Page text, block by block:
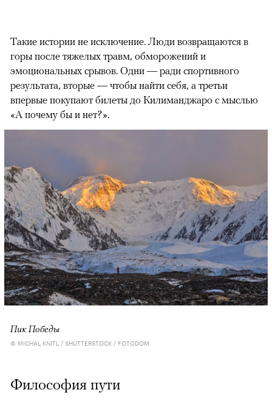
Такие истории не исключение. Люди возвращаются в
горы после тяжелых травм, обморожений и
эмоциональных срывов. Одни — ради спортивного
результата, вторые — чтобы найти себя, а третьи
впервые покупают билеты до Килиманджаро с мыслью
«А почему бы и нет?».
Пик Победы
© MICHAL KNITL / SHUTTERSTOCK / FOTODOM
Философия пути